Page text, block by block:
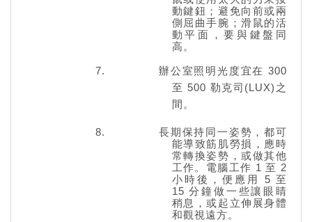
動鍵鈕；避免向前或兩
側屈曲手腕；滑鼠的活
動平面，要與鍵盤同
高。
辦公室照明光度宜在 300
至 500 勒克司(LUX)之
間。
長期保持同一姿勢，都可
能導致筋肌勞損，應時
常轉換姿勢，或做其他
工作。電腦工作 1 至 2
小時後，便應用 5 至
15 分鐘做一些讓眼睛
稍息，或起立伸展身體
和觀視遠方。